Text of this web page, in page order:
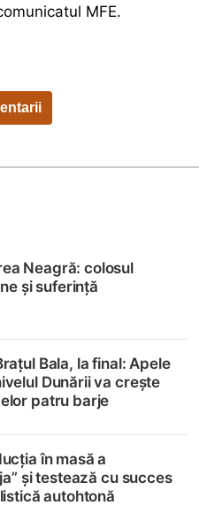
MFE.
Neagră: colosul
și suferință
Bala, la final: Apele
Dunării va crește
patru barje
în masă a
și testează cu succes
autohtonă